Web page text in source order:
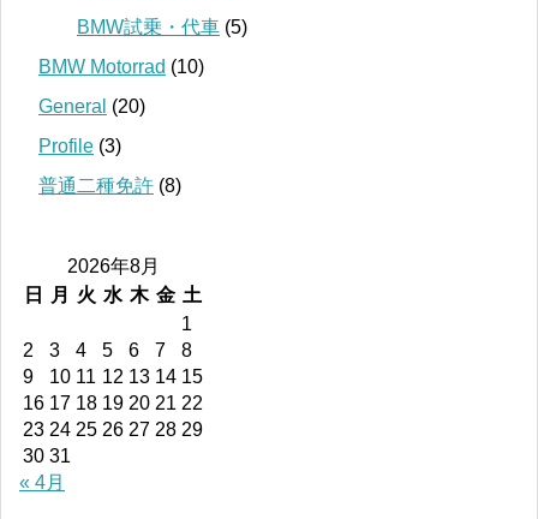
BMW試乗・代車 (5)
BMW Motorrad (10)
General (20)
Profile (3)
普通二種免許 (8)
2026年8月
日
月 火 水 木 金 土
1
2
3 4 5 6 7
8
9
10 11 12 13 14 15
16 17 18 19 20 21 22
23 24 25 26 27 28 29
30 31
« 4月